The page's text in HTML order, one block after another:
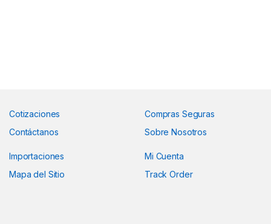
Cotizaciones
Contáctanos
Compras Seguras
Sobre Nosotros
Importaciones
Mapa del Sitio
Mi Cuenta
Track Order